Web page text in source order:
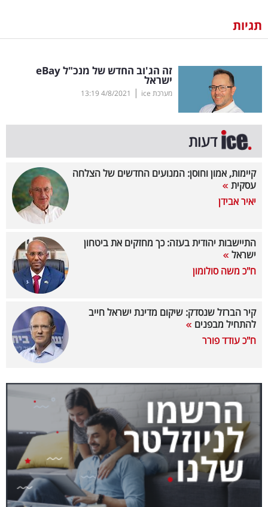
וצרכנות
דיגיטל
שיווק
ופרסום
משפט
מדדים
דעות
רכילות
קריפטו
ויראלי
עסקי
ספורט
קריירה
ולימודים
תגיות
זה הג'וב החדש של מנכ"לeBay
ישראל
מערכת ice |
4/8/2021
13:19
דעות
קיימות, אמון וחוסן: המנועים החדשים של הצלחה
עסקית
יאיר אבידן
התיישבות יהודית בעזה: כך מחזקים את ביטחון
ישראל
ח"כ משה סולומון
קיר הברזל שנסדק: שיקום מדינת ישראל חייב
להתחיל מבפנים
ח"כ עודד פורר